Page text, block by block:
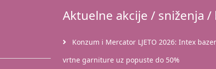
Aktuelne akcije / sniženja /
Konzum i Mercator LJETO 2026: Intex
vrtne garniture uz popuste do 50%